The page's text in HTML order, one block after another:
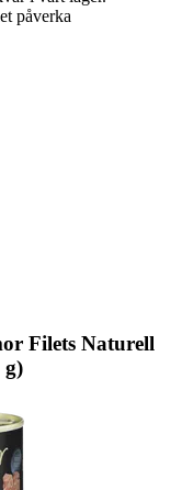
påverka
Filets Naturell
g)